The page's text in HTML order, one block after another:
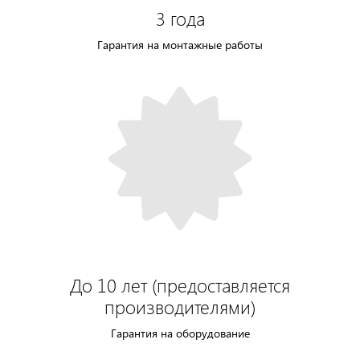
3 года
Гарантия на монтажные работы
До 10 лет (предоставляется
производителями)
Гарантия на оборудование